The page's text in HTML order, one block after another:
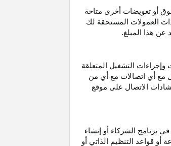
أو تعويضات أخرى متاحة
العمولات المستحقة لك
عن هذا المبلغ.
التشغيل المتعلقة
مع أي اتصالات مع أي من
الاتصال على موقع
برنامج الشركاء أو إنشاء
أو قواعد التنظيم الذاتي أو